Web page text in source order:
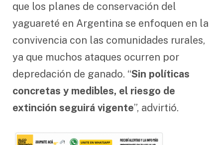
que los planes de conservación del
yaguareté en Argentina se enfoquen en la
convivencia con las comunidades rurales,
ya que muchos ataques ocurren por
depredación de ganado. “Sin políticas
concretas y medibles, el riesgo de
extinción seguirá vigente”, advirtió.